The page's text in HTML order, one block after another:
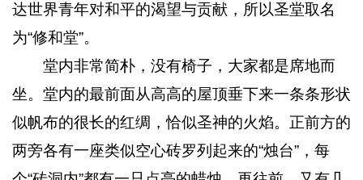
达世界青年对和平的渴望与贡献，所以圣堂取名
为“修和堂”。
堂内非常简朴，没有椅子，大家都是席地而
坐。堂内的最前面从高高的屋顶垂下来一条条形状
似帆布的很长的红绸，恰似圣神的火焰。正前方的
两旁各有一座类似空心砖罗列起来的“烛台”，每